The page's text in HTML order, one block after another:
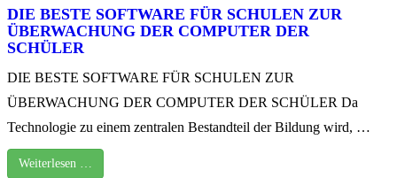
DIE BESTE SOFTWARE FÜR SCHULEN ZUR
ÜBERWACHUNG DER COMPUTER DER
SCHÜLER
DIE BESTE SOFTWARE FÜR SCHULEN ZUR
ÜBERWACHUNG DER COMPUTER DER SCHÜLER Da
Technologie zu einem zentralen Bestandteil der Bildung wird, …
Weiterlesen …